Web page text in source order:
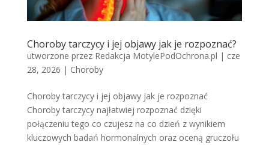
Choroby tarczycy i jej objawy jak je rozpoznać?
utworzone przez Redakcja MotylePodOchrona.pl | cze
28, 2026 | Choroby
Choroby tarczycy i jej objawy jak je rozpoznać
Choroby tarczycy najłatwiej rozpoznać dzięki
połączeniu tego co czujesz na co dzień z wynikiem
kluczowych badań hormonalnych oraz oceną gruczołu